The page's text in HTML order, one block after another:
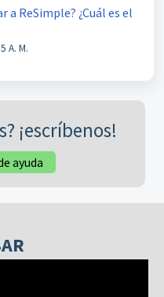
a ReSimple? ¿Cuál es el
A. M.
¡escríbenos!
ayuda